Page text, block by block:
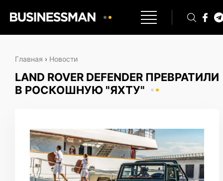
Главная › Новости
LAND ROVER DEFENDER ПРЕВРАТИЛИ
В РОСКОШНУЮ "ЯХТУ"